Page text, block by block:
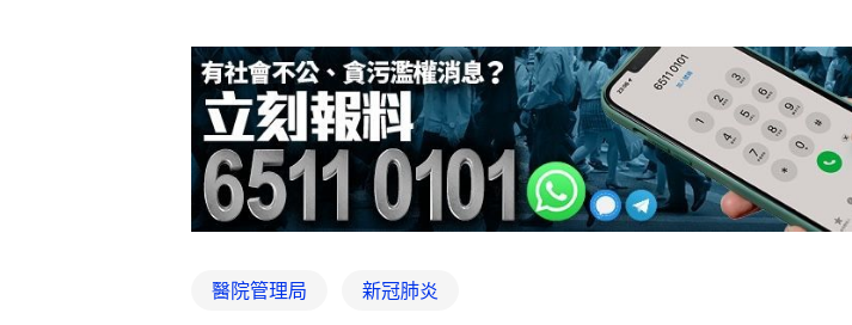
醫院管理局 新冠肺炎